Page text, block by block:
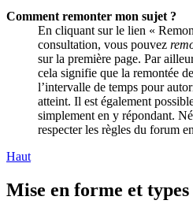
Comment remonter mon sujet ?
En cliquant sur le lien «
consultation, vous pouvez
sur la première page. Par
cela signifie que la remontée
l’intervalle de temps pour
atteint. Il est également
simplement en y répondant.
respecter les règles du forum
Haut
Mise en forme et types